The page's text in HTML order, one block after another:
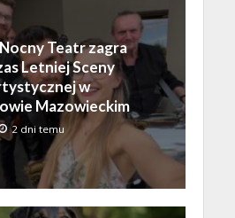
Teatr zagra
Letniej Sceny
w
Mazowieckim
2 dni temu